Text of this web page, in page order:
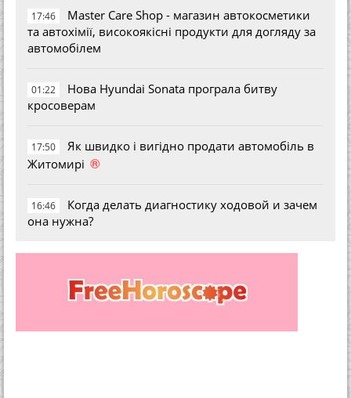
17:46
Master Care Shop - магазин автокосметики
та автохімії, високоякісні продукти для догляду за
автомобілем
01:22
Нова Hyundai Sonata програла битву
кросоверам
17:50
Як швидко і вигідно продати автомобіль в
Житомирі ®
16:46
Когда делать диагностику ходовой и зачем
она нужна?